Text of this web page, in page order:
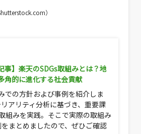
）
】楽天のSDGs取組みとは？地
角的に進化する社会貢献
での方針および事例を紹介しま
アリティ分析に基づき、重要課
組みを実践。そこで実際の取組み
まとめましたので、ぜひご確認